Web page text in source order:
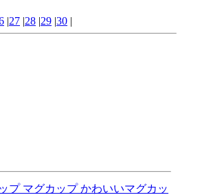
|27 |28 |29 |30 |
プ マグカップ かわいいマグカッ